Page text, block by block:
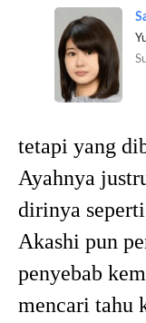
tetapi yang
Ayahnya
dirinya
Akashi pun
penyebab
mencari tahu